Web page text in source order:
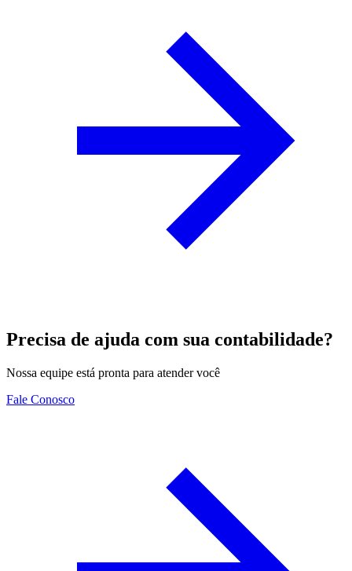
Precisa de ajuda com sua contabilidade?
Nossa equipe está pronta para atender você
Fale Conosco